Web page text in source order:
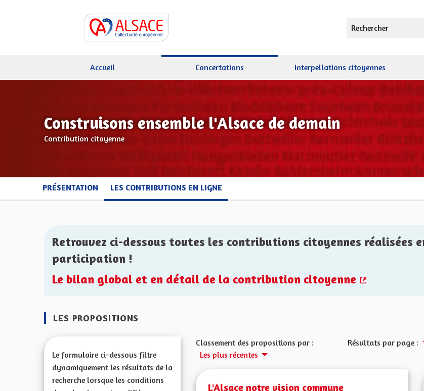
Rechercher
Accueil Concertations Interpellations citoyennes
Construisons ensemble l'Alsace de demain
Contribution citoyenne
PRÉSENTATION LES CONTRIBUTIONS EN LIGNE
Retrouvez ci-dessous toutes les contributions citoyennes réalisées
participation !
Le bilan global et en détail de la contribution citoyenne
LES PROPOSITIONS
Le formulaire ci-dessous filtre
dynamiquement les résultats de la
recherche lorsque les conditions
Classement des propositions par :
Les plus récentes
Résultats par page :
L'Alsace notre vision commune